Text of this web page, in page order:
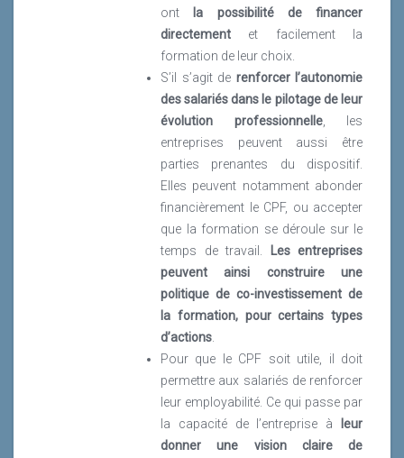
ont
la possibilité de financer
directement et facilement la
formation de leur choix.
S’il s’agit de renforcer l’autonomie
des salariés dans le pilotage de leur
évolution professionnelle, les
entreprises peuvent aussi être
parties prenantes du dispositif.
Elles peuvent notamment abonder
financièrement le CPF, ou accepter
que la formation se déroule sur le
temps de travail.
Les entreprises
peuvent ainsi construire une
politique de co-investissement de
la formation, pour certains types
d’actions
Pour que le CPF soit utile, il doit
permettre aux salariés de renforcer
leur employabilité. Ce qui passe par
la capacité de l’entreprise à
leur
donner une vision claire de